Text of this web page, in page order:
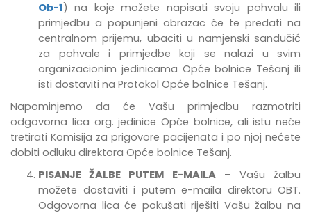
Ob-1) na koje možete napisati svoju pohvalu ili
primjedbu a popunjeni obrazac će te predati na
centralnom prijemu, ubaciti u namjenski sandučić
za pohvale i primjedbe
koji se nalazi u svim
organizacionim jedinicama Opće bolnice Tešanj ili
isti dostaviti na Protokol Opće bolnice Tešanj.
Napominjemo da će Vašu primjedbu razmotriti
odgovorna lica org. jedinice Opće bolnice, ali istu neće
tretirati Komisija za prigovore pacijenata i po njoj nećete
dobiti odluku direktora Opće bolnice Tešanj.
PISANJE ŽALBE PUTEM E-MAILA– Vašu žalbu
možete dostaviti i putem e-maila direktoru OBT.
Odgovorna lica će pokušati riješiti Vašu žalbu na